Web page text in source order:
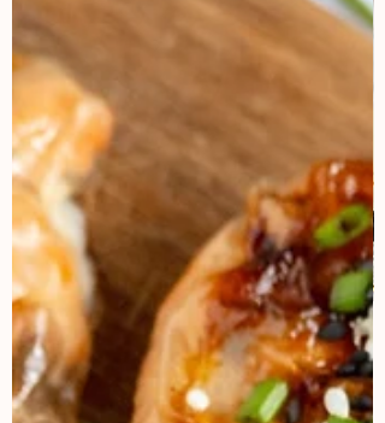
Aprende a hacer contenido
viral